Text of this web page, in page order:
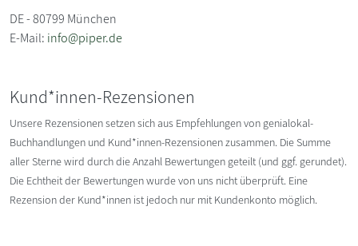
DE - 80799 München
E-Mail: info@piper.de
Kund*innen-Rezensionen
Unsere Rezensionen setzen sich aus Empfehlungen von genialokal-
Buchhandlungen und Kund*innen-Rezensionen zusammen. Die Summe
aller Sterne wird durch die Anzahl Bewertungen geteilt (und ggf. gerundet).
Die Echtheit der Bewertungen wurde von uns nicht überprüft. Eine
Rezension der Kund*innen ist jedoch nur mit Kundenkonto möglich.